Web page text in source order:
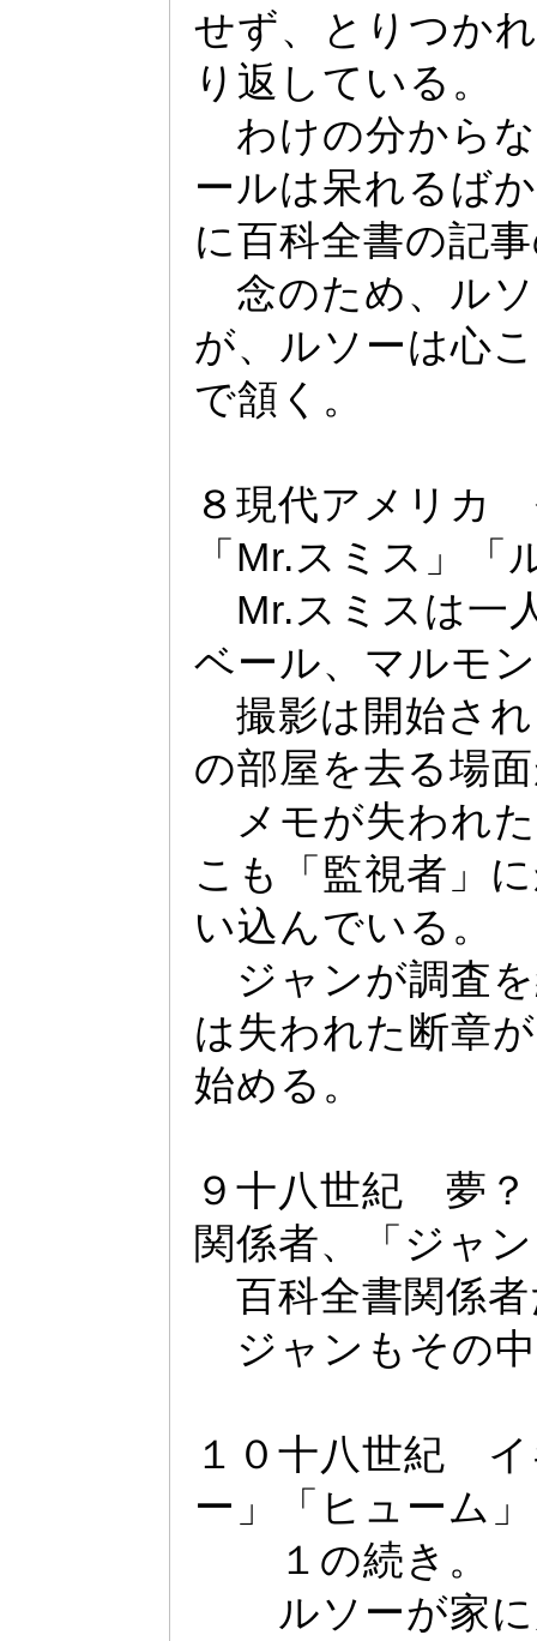
せず、とりつか
り返している。
わけの分から
ールは呆れるば
に百科全書の記
念のため、ル
が、ルソーは心
で頷く。
８現代アメリカ
「Mr.スミス」「
Mr.スミスは一
ベール、マルモ
撮影は開始さ
の部屋を去る場
メモが失われ
こも「監視者」
い込んでいる。
ジ ャ ンが調査
は失われた断章
始める。
９十八世紀 夢
関係者、「ジ ャ
百科全書関係者
ジ ャ ンもその
１０十八世紀
ー 」「ヒ ュ ーム」
１の続き。
ルソーが家